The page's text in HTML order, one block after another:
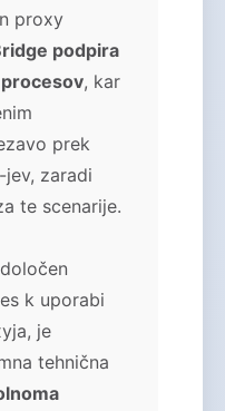
proxy
podpira
, kar
prek
zaradi
te scenarije.
k uporabi
je
tehnična